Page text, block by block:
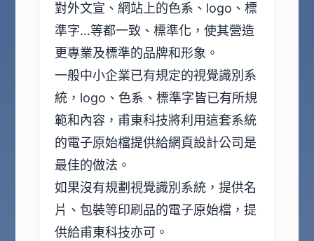
對外文宣、網站上的色系、logo、標
準字…等都一致、標準化，使其營造
更專業及標準的品牌和形象。
一般中小企業已有規定的視覺識別系
統，logo、色系、標準字皆已有所規
範和內容，甫東科技將利用這套系統
的電子原始檔提供給網頁設計公司是
最佳的做法。
如果沒有規劃視覺識別系統，提供名
片、包裝等印刷品的電子原始檔，提
供給甫東科技亦可。